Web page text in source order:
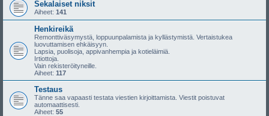
Sekalaiset niksit
Aiheet: 141
Henkireikä
Remonttiväsymystä, loppuunpalamista ja kyllästymistä. Vertaistukea
luovuttamisen ehkäisyyn.
Lapsia, puolisoja, appivanhempia ja kotieläimiä.
Irtiottoja.
Vain rekisteröityneille.
Aiheet: 117
Testaus
Tänne saa vapaasti testata viestien kirjoittamista. Viestit poistuvat
automaattisesti.
Aiheet: 55